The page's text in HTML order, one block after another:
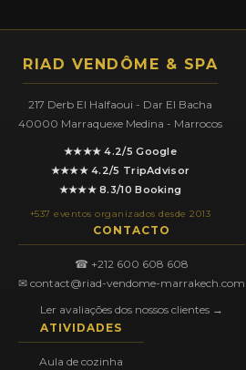
RIAD VENDÔME & SPA
217 Derb El Halfaoui - Dar El Bacha
40000 Marraquexe Medina - Marrocos
★★★★ 4.2/5 Google
★★★★ 4.2/5 TripAdvisor
★★★★ 8.3/10 Booking
+537 eventos organizados desde 2013
CONTACTO
☎ +212 600 608 608
✉ contact@riad-vendome-marrakech.com
Ler avaliações dos nossos clientes →
ATIVIDADES
Aula de cozinha